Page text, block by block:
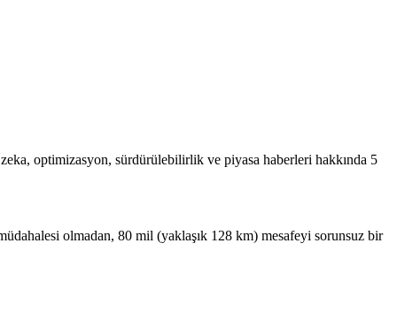
optimizasyon, sürdürülebilirlik ve piyasa haberleri hakkında 5
olmadan, 80 mil (yaklaşık 128 km) mesafeyi sorunsuz bir